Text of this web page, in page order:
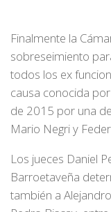
Finalmente la
sobreseimiento
todos los ex
causa conocida
de 2015 por una
Mario Negri y
Los jueces Daniel
Barroetaveña
también a